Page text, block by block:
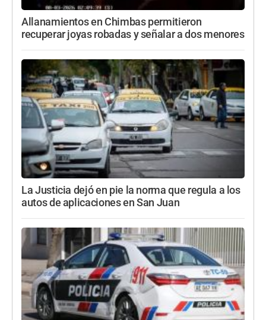
Allanamientos en Chimbas permitieron
recuperar joyas robadas y señalar a dos menores
La Justicia dejó en pie la norma que regula a los
autos de aplicaciones en San Juan